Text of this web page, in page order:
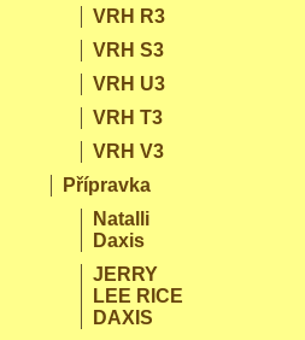
VRH R3
VRH S3
VRH U3
VRH T3
VRH V3
Přípravka
Natalli
Daxis
JERRY
LEE RICE
DAXIS